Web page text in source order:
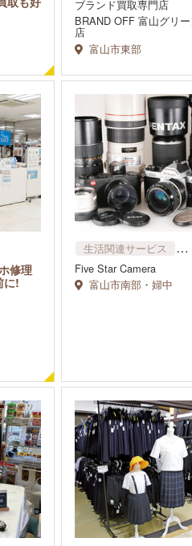
ブランド買取専門店
BRAND OFF 富山グリ
店
富山市東部
タ
修理
に!
生活関連サービス
リサイクル・物品賃
ル）
Five Star Camera
富山市南部・婦中